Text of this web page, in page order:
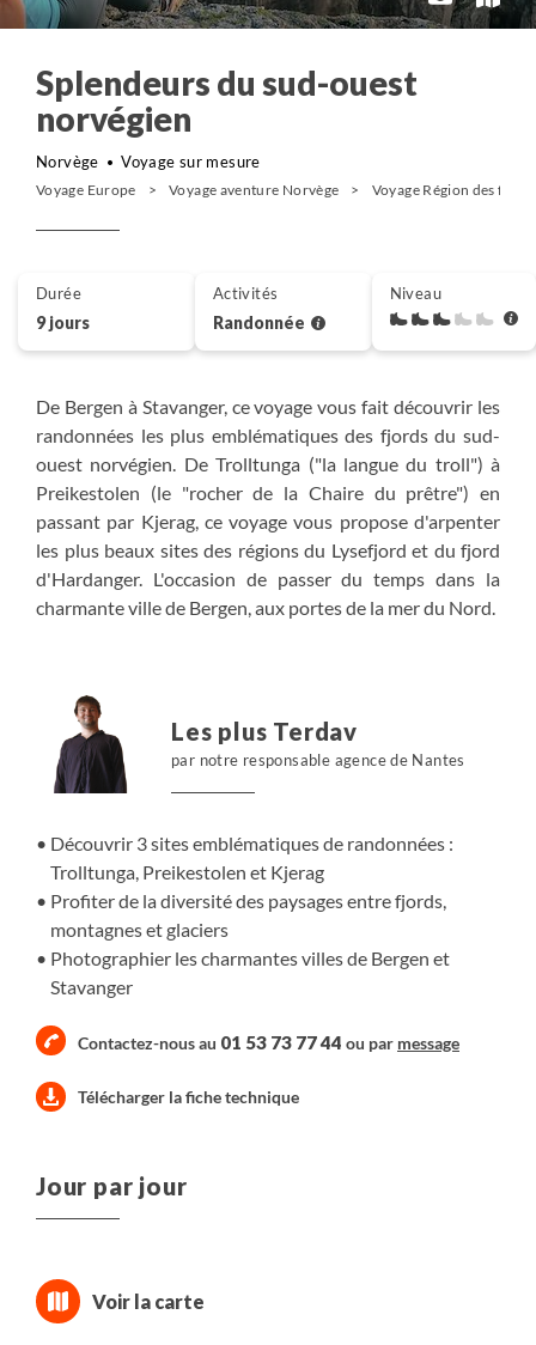
Splendeurs du sud-ouest
norvégien
Norvège Voyage sur mesure
Voyage Europe Voyage aventure Norvège Voyage Région des
De Bergen à Stavanger, ce voyage vous fait découvrir les
randonnées les plus emblématiques des fjords du sud-
ouest norvégien. De Trolltunga ("la langue du troll") à
Preikestolen (le "rocher de la Chaire du prêtre") en
passant par Kjerag, ce voyage vous propose d'arpenter
les plus beaux sites des régions du Lysefjord et du fjord
d'Hardanger. L'occasion de passer du temps dans la
charmante ville de Bergen, aux portes de la mer du Nord.
Les plus Terdav
par notre responsable agence de Nantes
Découvrir 3 sites emblématiques de randonnées :
Trolltunga, Preikestolen et Kjerag
Profiter de la diversité des paysages entre fjords,
montagnes et glaciers
Photographier les charmantes villes de Bergen et
Stavanger
Contactez-nous au 01 53 73 77 44 ou par message
Durée
9 jours
Activités
Randonnée
Niveau
Télécharger la fiche technique
Jour par jour